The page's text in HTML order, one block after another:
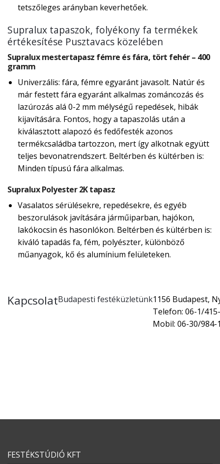
tetszőleges arányban keverhetőek.
Supralux tapaszok, folyékony fa termékek
értékesítése Pusztavacs közelében
Supralux mestertapasz fémre és fára, tört fehér – 400
gramm
Univerzális: fára, fémre egyaránt javasolt. Natúr és
már festett fára egyaránt alkalmas zománcozás és
lazúrozás alá 0-2 mm mélységű repedések, hibák
kijavítására. Fontos, hogy a tapaszolás után a
kiválasztott alapozó és fedőfesték azonos
termékcsaládba tartozzon, mert így alkotnak együtt
teljes bevonatrendszert. Beltérben és kültérben is:
Minden típusú fára alkalmas.
Supralux Polyester 2K tapasz
Vasalatos sérülésekre, repedésekre, és egyéb
beszorulások javítására járműiparban, hajókon,
lakókocsin és hasonlókon. Beltérben és kültérben is:
kiváló tapadás fa, fém, polyészter, különböző
műanyagok, kő és alumínium felületeken.
KapcsolatBudapesti festéküzletünk1156 Budapest,
Telefon: 06-1/
Mobil: 06-30/984-
FESTÉKSTÚDIÓ KFT